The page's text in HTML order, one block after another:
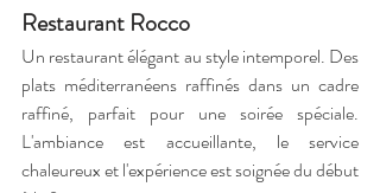
Restaurant Rocco
Un restaurant élégant au style intemporel. Des
plats méditerranéens raffinés dans un cadre
raffiné, parfait pour une soirée spéciale.
L'ambiance est accueillante, le service
chaleureux et l'expérience est soignée du début